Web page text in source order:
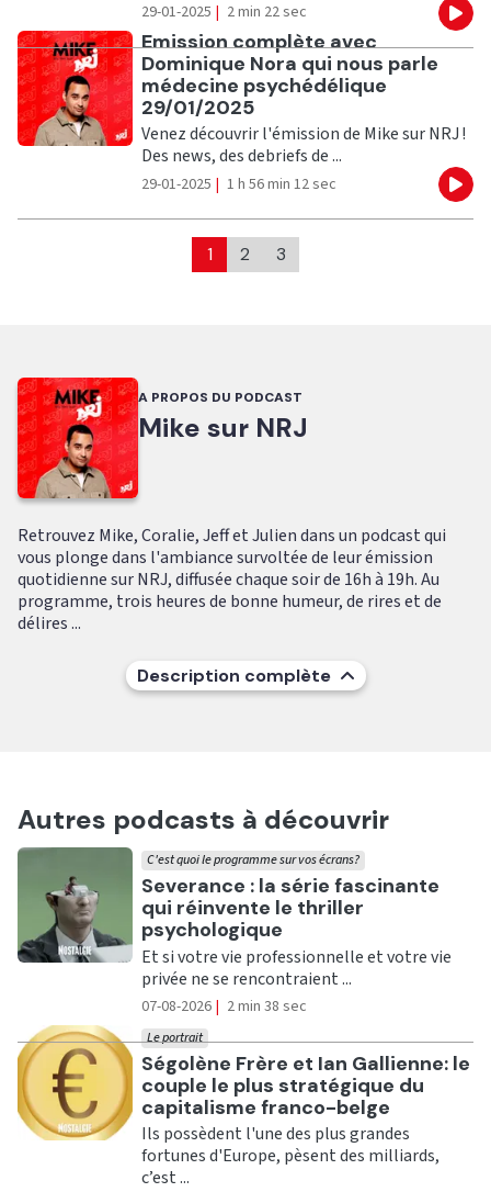
29-01-2025 | 2 min 22 sec
Ecouter
Emission complète avec
Dominique Nora qui nous parle
médecine psychédélique
29/01/2025
Venez découvrir l'émission de Mike sur NRJ !
Des news, des debriefs de ...
29-01-2025 | 1 h 56 min 12 sec
1 2 3
A PROPOS DU PODCAST
Mike sur NRJ
Retrouvez Mike, Coralie, Jeff et Julien dans un podcast qui
vous plonge dans l'ambiance survoltée de leur émission
quotidienne sur NRJ, diffusée chaque soir de 16h à 19h. Au
programme, trois heures de bonne humeur, de rires et de
délires ...
Description complète
Autres podcasts à découvrir
Ecouter
Severance : la série fascinante
qui réinvente le thriller
psychologique
C'est quoi le programme sur vos écrans?
Et si votre vie professionnelle et votre vie
privée ne se rencontraient ...
07-08-2026 | 2 min 38 sec
Ecouter
Ségolène Frère et Ian Gallienne: le
couple le plus stratégique du
capitalisme franco-belge
Le portrait
Ils possèdent l'une des plus grandes
fortunes d'Europe, pèsent des milliards,
c’est ...